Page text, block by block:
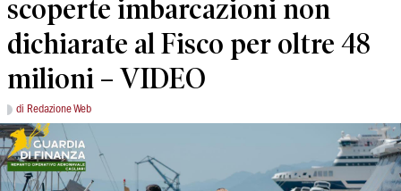
scoperte imbarcazioni non
dichiarate al Fisco per oltre 48
milioni – VIDEO
di Redazione Web